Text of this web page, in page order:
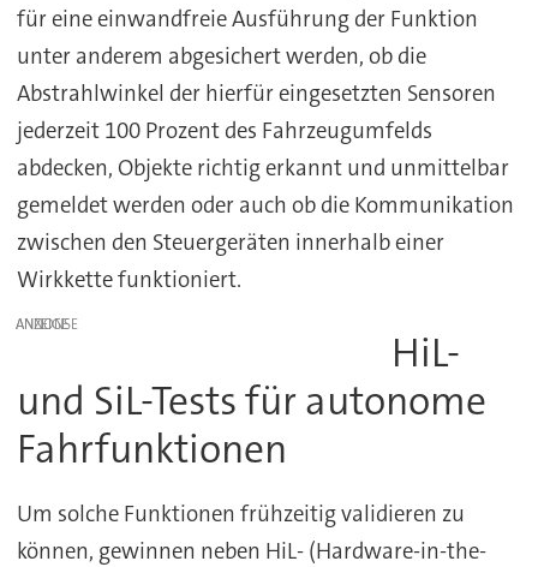
für eine einwandfreie Ausführung der Funktion
unter anderem abgesichert werden, ob die
Abstrahlwinkel der hierfür eingesetzten Sensoren
jederzeit 100 Prozent des Fahrzeugumfelds
abdecken, Objekte richtig erkannt und unmittelbar
gemeldet werden oder auch ob die Kommunikation
zwischen den Steuergeräten innerhalb einer
Wirkkette funktioniert.
ANZEIGE
HiL-
und SiL-Tests für autonome
Fahrfunktionen
Um solche Funktionen frühzeitig validieren zu
können, gewinnen neben HiL- (Hardware-in-the-